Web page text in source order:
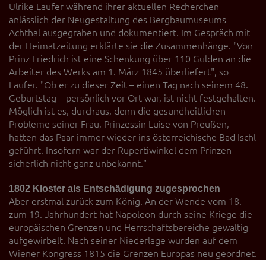
Ulrike Laufer während ihrer aktuellen Recherchen
anlässlich der Neugestaltung des Bergbaumuseums
Achthal ausgegraben und dokumentiert. Im Gespräch mit
der Heimatzeitung erklärte sie die Zusammenhänge. "Von
Prinz Friedrich ist eine Schenkung über 110 Gulden an die
Arbeiter des Werks am 1. März 1845 überliefert", so
Laufer. "Ob er zu dieser Zeit – einen Tag nach seinem 48.
Geburtstag – persönlich vor Ort war, ist nicht festgehalten.
Möglich ist es, durchaus, denn die gesundheitlichen
Probleme seiner Frau, Prinzessin Luise von Preußen,
hatten das Paar immer wieder ins österreichische Bad Ischl
geführt. Insofern war der Rupertiwinkel dem Prinzen
sicherlich nicht ganz unbekannt."
1802 Kloster als Entschädigung zugesprochen
Aber erstmal zurück zum König. An der Wende vom 18.
zum 19. Jahrhundert hat Napoleon durch seine Kriege die
europäischen Grenzen und Herrschaftsbereiche gewaltig
aufgewirbelt. Nach seiner Niederlage wurden auf dem
Wiener Kongress 1815 die Grenzen Europas neu geordnet.